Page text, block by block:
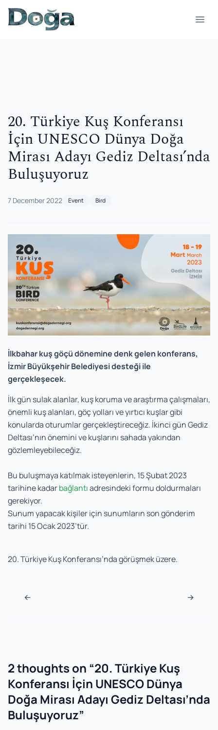
Skip to content
20. Türkiye Kuş Konferansı
İçin UNESCO Dünya Doğa
Mirası Adayı Gediz Deltası’nda
Buluşuyoruz
7 December 2022 Event Bird
İlkbahar kuş göçü dönemine denk gelen konferans,
İzmir Büyükşehir Belediyesi desteği ile
gerçekleşecek.
İlk gün sulak alanlar, kuş koruma ve araştırma çalışmaları,
önemli kuş alanları, göç yolları ve yırtıcı kuşlar gibi
konularda oturumlar gerçekleştireceğiz. İkinci gün Gediz
Deltası’nın önemini ve kuşlarını sahada yakından
gözlemleyebileceğiz.
Bu buluşmaya katılmak isteyenlerin, 15 Şubat 2023
tarihine kadarbağlantıadresindeki formu doldurmaları
gerekiyor.
Sunum yapacak kişiler için sunumların son gönderim
tarihi 15 Ocak 2023’tür.
20. Türkiye Kuş Konferansı’nda görüşmek üzere.
Post navigation
← →
2 thoughts on “20. Türkiye Kuş
Konferansı İçin UNESCO Dünya
Doğa Mirası Adayı Gediz Deltası’nda
Buluşuyoruz”